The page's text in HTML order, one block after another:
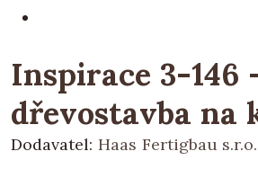
Inspirace 3-146
dřevostavba na
Dodavatel: Haas Fertigbau s.r.o.